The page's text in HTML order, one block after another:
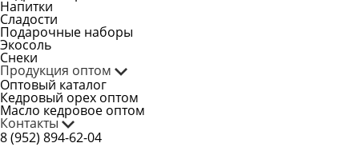
Напитки
Сладости
Подарочные наборы
Экосоль
Снеки
Продукция оптом
Оптовый каталог
Кедровый орех оптом
Масло кедровое оптом
Контакты
8 (952) 894-62-04